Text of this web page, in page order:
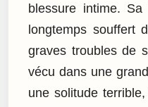
blessure intime.
longtemps souffert
graves troubles de
vécu dans une
une solitude